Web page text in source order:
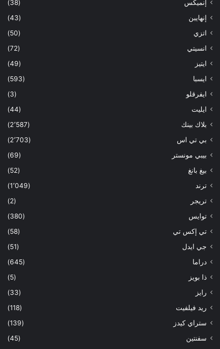
إنميكس
(38)
إنهايبن
(43)
اتزي
(50)
انسيتي
(72)
ايتيز
(49)
ايسبا
(593)
ايفرقلو
(3)
ايليت
(44)
بلاك بينك
(2٬587)
بي تي اس
(2٬703)
بيبي مونستر
(69)
بيغ بانغ
(52)
ترند
(1٬049)
تريجر
(2)
توايس
(380)
تي إكس تي
(58)
جي ايدل
(51)
دراما
(645)
ذا بويز
(5)
رايز
(33)
ريد فيلفيت
(118)
ستراي كيدز
(139)
سفنتين
(45)